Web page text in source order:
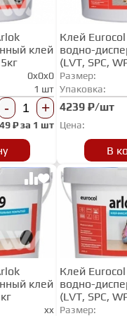
MSPC
SWF
клей
0x0x0
1 шт
- +
₽ за 1 шт
Клей
водно-
(LVT, SPC,
Размер:
Упаковка:
4239 ₽/шт
Цена:
В
клей
xx
Клей
водно-
(LVT, SPC,
Размер: